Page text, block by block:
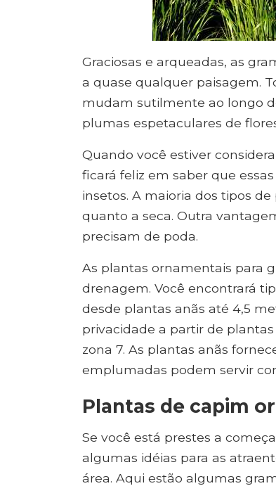
Graciosas e arqueadas, as
a quase qualquer paisagem.
mudam sutilmente ao longo
plumas espetaculares de
Quando você estiver
ficará feliz em saber que
insetos. A maioria dos tipos
quanto a seca. Outra
precisam de poda.
As plantas ornamentais para
drenagem. Você encontrará
desde plantas anãs até 4,5
privacidade a partir de
zona 7. As plantas anãs
emplumadas podem servir
Plantas de capim
Se você está prestes a
algumas idéias para as
área. Aqui estão algumas